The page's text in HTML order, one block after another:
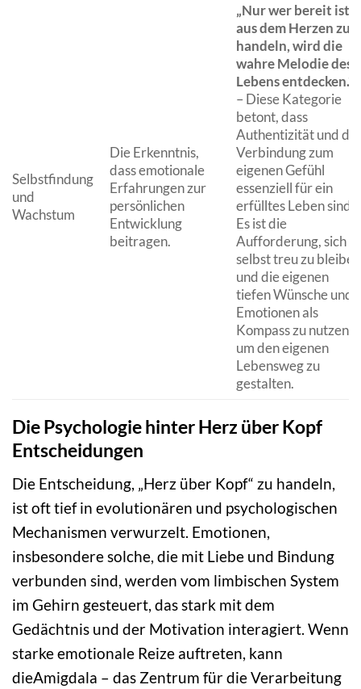
Selbstfindung
und
Wachstum
Die Erkenntnis,
dass emotionale
Erfahrungen zur
persönlichen
Entwicklung
beitragen.
„Nur wer bereit ist,
aus dem Herzen zu
handeln, wird die
wahre Melodie des
Lebens entdecken.“
– Diese Kategorie
betont, dass
Authentizität und die
Verbindung zum
eigenen Gefühl
essenziell für ein
erfülltes Leben sind.
Es ist die
Aufforderung, sich
selbst treu zu bleiben
und die eigenen
tiefen Wünsche und
Emotionen als
Kompass zu nutzen,
um den eigenen
Lebensweg zu
gestalten.
Die Psychologie hinter Herz über Kopf
Entscheidungen
Die Entscheidung, „Herz über Kopf“ zu handeln,
ist oft tief in evolutionären und psychologischen
Mechanismen verwurzelt. Emotionen,
insbesondere solche, die mit Liebe und Bindung
verbunden sind, werden vom limbischen System
im Gehirn gesteuert, das stark mit dem
Gedächtnis und der Motivation interagiert. Wenn
starke emotionale Reize auftreten, kann
dieAmigdala – das Zentrum für die Verarbeitung